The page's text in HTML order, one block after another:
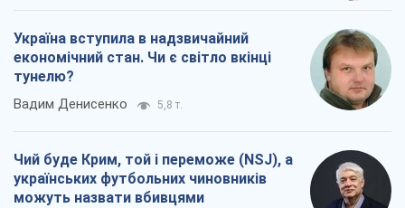
Україна вступила в надзвичайний
економічний стан. Чи є світло вкінці
тунелю?
Вадим Денисенко 5,8 т.
Чий буде Крим, той і переможе (NSJ), а
українських футбольних чиновників
можуть назвати вбивцями